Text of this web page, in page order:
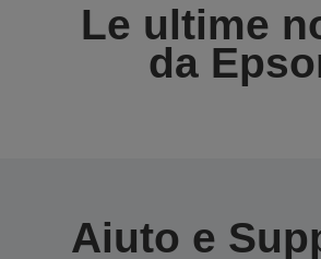
Le ultime
da
Aiuto e